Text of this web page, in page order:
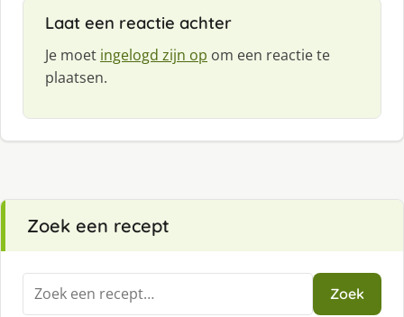
Laat een reactie achter
Je moet ingelogd zijn op om een reactie te
plaatsen.
Zoek een recept
Zoeken
naar:
Zoek